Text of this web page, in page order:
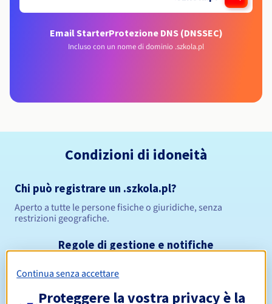
Email StarterProtezione DNS (DNSSEC)
Incluso con un nome di dominio .szkola.pl
Condizioni di idoneità
Chi può registrare un .szkola.pl?
Aperto a tutte le persone fisiche o giuridiche, senza
restrizioni geografiche.
Regole di gestione e notifiche
Periodo di registrazione
Continua senza accettare
Proteggere la vostra privacy è la